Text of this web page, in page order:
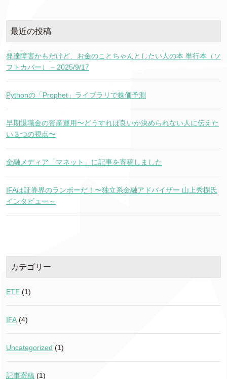
最近の投稿
発達障害かもだけど、お金のことちゃんとしたい人の本 単行本（ソ
フトカバー） – 2025/9/17
Pythonの「Prophet」ライブラリで株価予測
早期退職金の資産運用〜どうすれば良いか決められない人に伝えた
い３つの視点〜
金融メディア「マネット」に記事を寄稿しました
IFAは証券界のランボーだ！〜独立系金融アドバイザー 山上秀樹氏
インタビュー～
カテゴリー
ETF (1)
IFA (4)
Uncategorized (1)
記事寄稿 (1)